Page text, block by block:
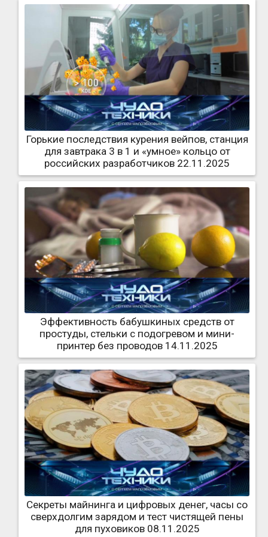
Горькие последствия курения вейпов, станция
для завтрака 3 в 1 и «умное» кольцо от
российских разработчиков 22.11.2025
Эффективность бабушкиных средств от
простуды, стельки с подогревом и мини-
принтер без проводов 14.11.2025
Секреты майнинга и цифровых денег, часы со
сверхдолгим зарядом и тест чистящей пены
для пуховиков 08.11.2025